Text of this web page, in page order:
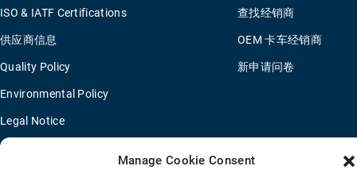
Manage Cookie Consent
ISO & IATF Certifications
供应商信息
Quality Policy
Environmental Policy
Legal Notice
查找经销商
OEM 卡车经销商
新申请问卷